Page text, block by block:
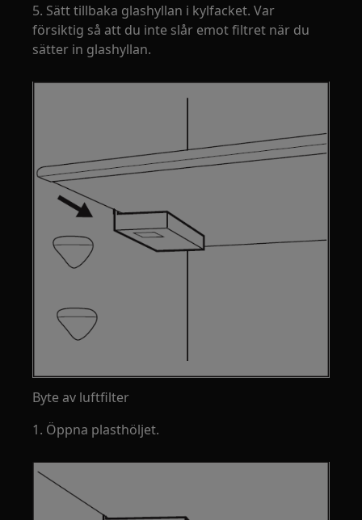
5. Sätt tillbaka glashyllan i kylfacket. Var
försiktig så att du inte slår emot filtret när du
sätter in glashyllan.
Byte av luftfilter
1. Öppna plasthöljet.